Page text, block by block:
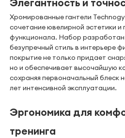
Элегантность и
Хромированные гантели
сочетание ювелирной эстетики и
функционала. Набор разработан
безупречный стиль в интерьере
покрытие не только придает
но и обеспечивает высочайшую
сохраняя первоначальный блеск
лет интенсивной эксплуатации.
Эргономика для
тренинга